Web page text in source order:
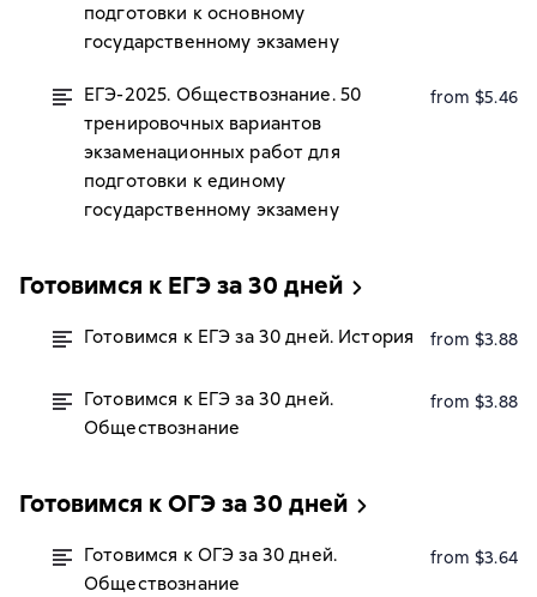
подготовки к основному
государственному экзамену
ЕГЭ-2025. Обществознание. 50
тренировочных вариантов
экзаменационных работ для
подготовки к единому
государственному экзамену
from $5.46
Готовимся к ЕГЭ за 30 дней
Готовимся к ЕГЭ за 30 дней. История from $3.88
Готовимся к ЕГЭ за 30 дней.
Обществознание
from $3.88
Готовимся к ОГЭ за 30 дней
Готовимся к ОГЭ за 30 дней.
Обществознание
from $3.64